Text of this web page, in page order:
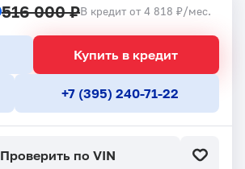
516 000 ₽В кредит от 4 818 ₽/мес.
Купить в кредит
+7 (395) 240-71-22
Проверить по VIN